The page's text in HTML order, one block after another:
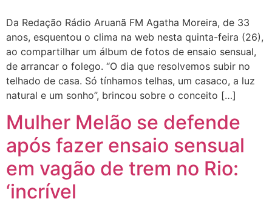
Da Redação Rádio Aruanã FM Agatha Moreira, de 33
anos, esquentou o clima na web nesta quinta-feira (26),
ao compartilhar um álbum de fotos de ensaio sensual,
de arrancar o folego. “O dia que resolvemos subir no
telhado de casa. Só tínhamos telhas, um casaco, a luz
natural e um sonho”, brincou sobre o conceito […]
Mulher Melão se defende
após fazer ensaio sensual
em vagão de trem no Rio:
‘incrível